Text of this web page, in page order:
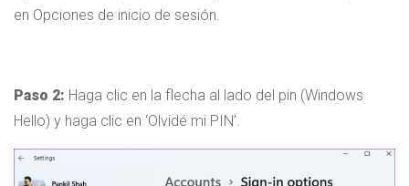
en Opciones de inicio de sesión.
Paso 2: Haga clic en la flecha al lado del pin (Windows
Hello) y haga clic en ‘Olvidé mi PIN’.